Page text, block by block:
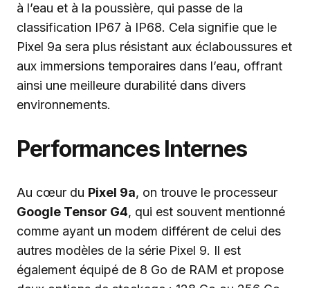
à l’eau et à la poussière, qui passe de la
classification IP67 à IP68. Cela signifie que le
Pixel 9a sera plus résistant aux éclaboussures et
aux immersions temporaires dans l’eau, offrant
ainsi une meilleure durabilité dans divers
environnements.
Performances Internes
Au cœur du Pixel 9a, on trouve le processeur
Google Tensor G4, qui est souvent mentionné
comme ayant un modem différent de celui des
autres modèles de la série Pixel 9. Il est
également équipé de 8 Go de RAM et propose